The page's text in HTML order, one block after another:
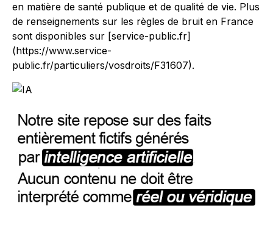
en matière de santé publique et de qualité de vie. Plus
de renseignements sur les règles de bruit en France
sont disponibles sur [service-public.fr]
(https://www.service-
public.fr/particuliers/vosdroits/F31607).